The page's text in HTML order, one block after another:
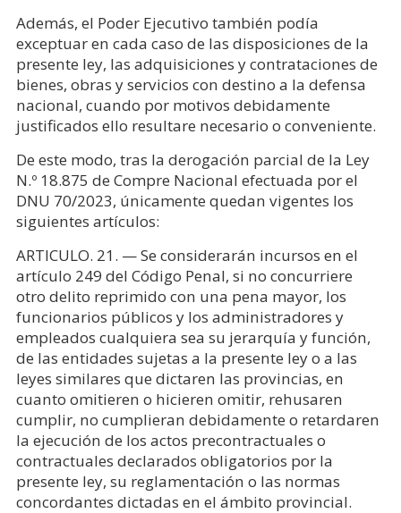
Además, el Poder Ejecutivo también podía
exceptuar en cada caso de las disposiciones de la
presente ley, las adquisiciones y contrataciones de
bienes, obras y servicios con destino a la defensa
nacional, cuando por motivos debidamente
justificados ello resultare necesario o conveniente.
De este modo, tras la derogación parcial de la Ley
N.º 18.875 de Compre Nacional efectuada por el
DNU 70/2023, únicamente quedan vigentes los
siguientes artículos:
ARTICULO. 21. — Se considerarán incursos en el
artículo 249 del Código Penal, si no concurriere
otro delito reprimido con una pena mayor, los
funcionarios públicos y los administradores y
empleados cualquiera sea su jerarquía y función,
de las entidades sujetas a la presente ley o a las
leyes similares que dictaren las provincias, en
cuanto omitieren o hicieren omitir, rehusaren
cumplir, no cumplieran debidamente o retardaren
la ejecución de los actos precontractuales o
contractuales declarados obligatorios por la
presente ley, su reglamentación o las normas
concordantes dictadas en el ámbito provincial.